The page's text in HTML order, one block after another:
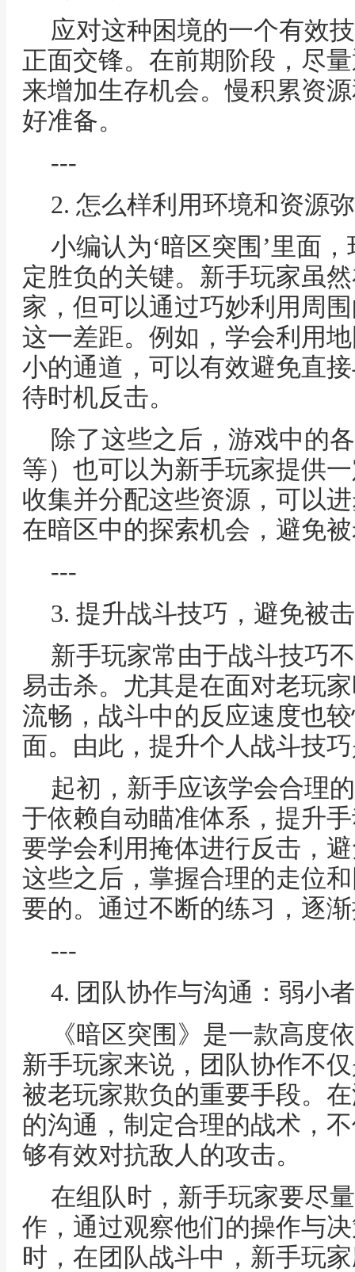
应对这种困境的一个有效
正面交锋。在前期阶段，尽
来增加生存机会。慢积累资
好准备。
---
2. 怎么样利用环境和资源
小编认为‘暗区突围’里面
定胜负的关键。新手玩家虽
家，但可以通过巧妙利用周
这一差距。例如，学会利用
小的通道，可以有效避免直
待时机反击。
除了这些之后，游戏中的
等）也可以为新手玩家提供
收集并分配这些资源，可以
在暗区中的探索机会，避免
---
3. 提升战斗技巧，避免被
新手玩家常由于战斗技巧
易击杀。尤其是在面对老玩
流畅，战斗中的反应速度也
面。由此，提升个人战斗技
起初，新手应该学会合理
于依赖自动瞄准体系，提升
要学会利用掩体进行反击，
这些之后，掌握合理的走位
要的。通过不断的练习，逐
---
4. 团队协作与沟通：弱小
《暗区突围》是一款高度
新手玩家来说，团队协作不
被老玩家欺负的重要手段。
的沟通，制定合理的战术，
够有效对抗敌人的攻击。
在组队时，新手玩家要尽
作，通过观察他们的操作与
时，在团队战斗中，新手玩